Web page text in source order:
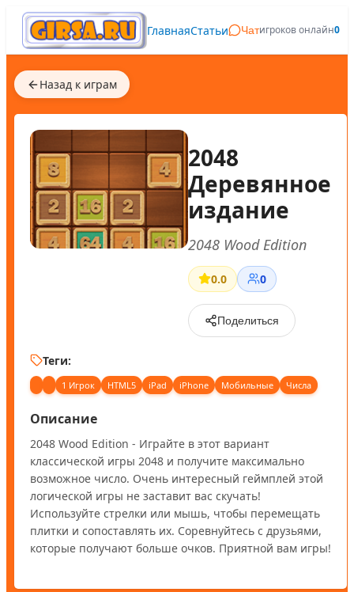
ГлавнаяСтатьи Чатигроков онлайн0
Назад к играм
2048
Деревянное
издание
2048 Wood Edition
0.0 0
Поделиться
Теги:
1 Игрок HTML5 iPad iPhone Мобильные Числа
Описание
2048 Wood Edition - Играйте в этот вариант
классической игры 2048 и получите максимально
возможное число. Очень интересный геймплей этой
логической игры не заставит вас скучать!
Используйте стрелки или мышь, чтобы перемещать
плитки и сопоставлять их. Соревнуйтесь с друзьями,
которые получают больше очков. Приятной вам игры!